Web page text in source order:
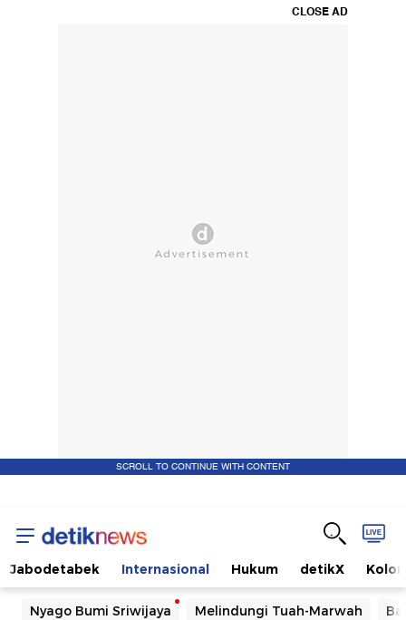
CLOSE AD
SCROLL TO CONTINUE WITH CONTENT
Jabodetabek Internasional Hukum detikX
Nyago Bumi Sriwijaya Melindungi Tuah-Marwah